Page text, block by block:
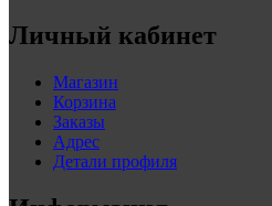
Личный кабинет
Магазин
Корзина
Заказы
Адрес
Детали профиля